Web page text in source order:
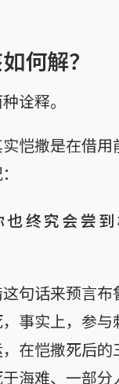
何解？
诠释。
恺撒是在借用
也终究会尝
句话来预言
事实上，参与
在恺撒死后的
海难、一部分